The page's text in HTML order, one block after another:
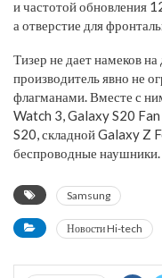
и частотой обновления
а отверстие для
Тизер не дает намеков
производитель явно не
флагманами. Вместе с
Watch 3, Galaxy S20
S20, складной Galaxy Z
беспроводные наушники.
Samsung
Новости Hi-tech